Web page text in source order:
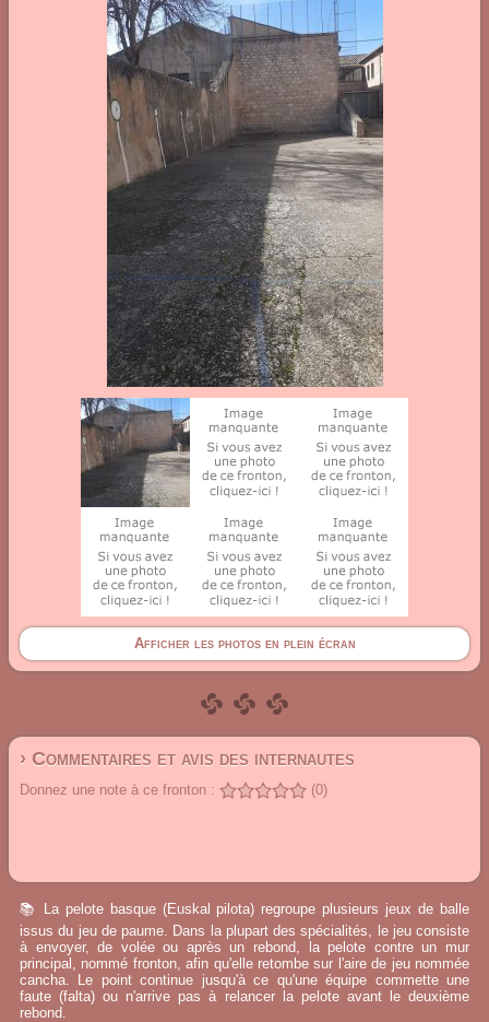
Afficher les photos en plein écran
› Commentaires et avis des internautes
Donnez une note à ce fronton : (0)
📚 La pelote basque (Euskal pilota) regroupe plusieurs jeux de balle
issus du jeu de paume. Dans la plupart des spécialités, le jeu consiste
à envoyer, de volée ou après un rebond, la pelote contre un mur
principal, nommé fronton, afin qu'elle retombe sur l'aire de jeu nommée
cancha. Le point continue jusqu'à ce qu'une équipe commette une
faute (falta) ou n'arrive pas à relancer la pelote avant le deuxième
rebond.